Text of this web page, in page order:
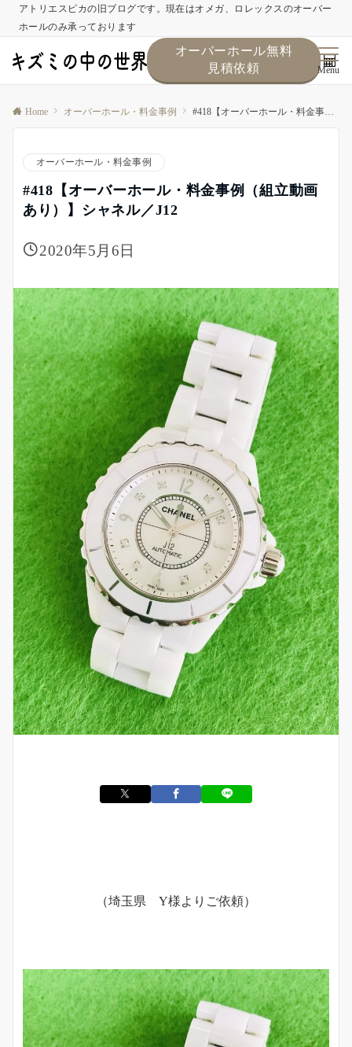
アトリエスピカの旧ブログです。現在はオメガ、ロレックスのオーバー
ホールのみ承っております
オーバーホール無料
見積依頼
Menu
Home オーバーホール・料金事例 #418【オーバーホール・料金事例（組立動画あり）】シャネル／J12
オーバーホール・料金事例
#418【オーバーホール・料金事例（組立動画
あり）】シャネル／J12
2020年5月6日
（埼玉県 Y様よりご依頼）